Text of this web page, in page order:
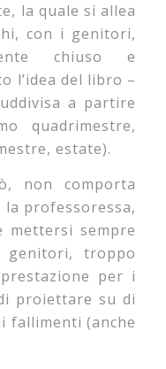
la quale si allea
con i genitori,
chiuso e
l’idea del libro –
a partire
quadrimestre,
estate).
non comporta
professoressa,
mettersi sempre
troppo
per i
proiettare su di
fallimenti (anche